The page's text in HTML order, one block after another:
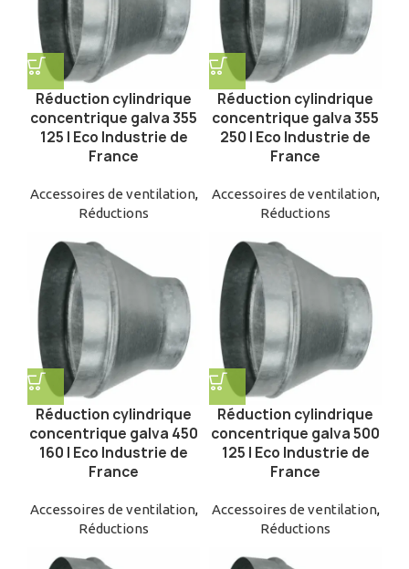
Réduction cylindrique
concentrique galva 355
125 | Eco Industrie de
France
Accessoires de ventilation,
Réductions
Réduction cylindrique
concentrique galva 355
250 | Eco Industrie de
France
Accessoires de ventilation,
Réductions
Réduction cylindrique
concentrique galva 450
160 | Eco Industrie de
France
Accessoires de ventilation,
Réductions
Réduction cylindrique
concentrique galva 500
125 | Eco Industrie de
France
Accessoires de ventilation,
Réductions